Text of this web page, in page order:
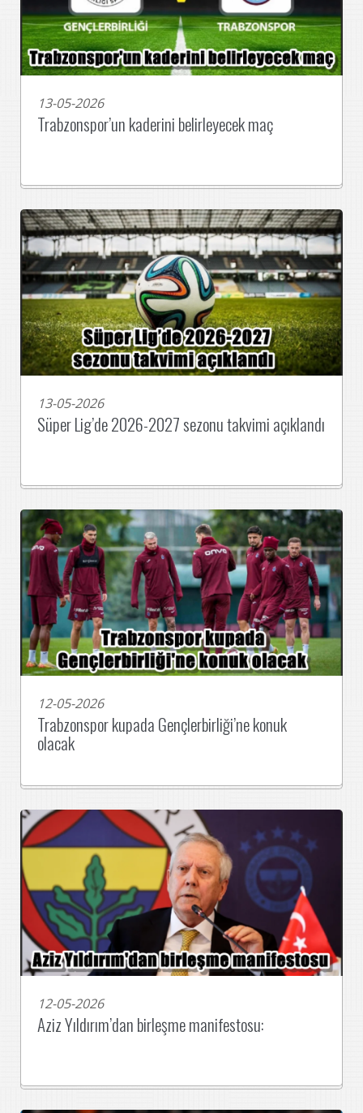
13-05-2026
Trabzonspor’un kaderini belirleyecek maç
13-05-2026
Süper Lig’de 2026-2027 sezonu takvimi açıklandı
12-05-2026
Trabzonspor kupada Gençlerbirliği’ne konuk
olacak
12-05-2026
Aziz Yıldırım’dan birleşme manifestosu: